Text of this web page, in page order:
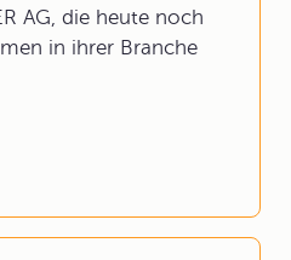
AG, die heute noch
in ihrer Branche